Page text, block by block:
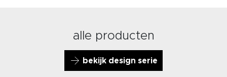
alle producten
bekijk design serie